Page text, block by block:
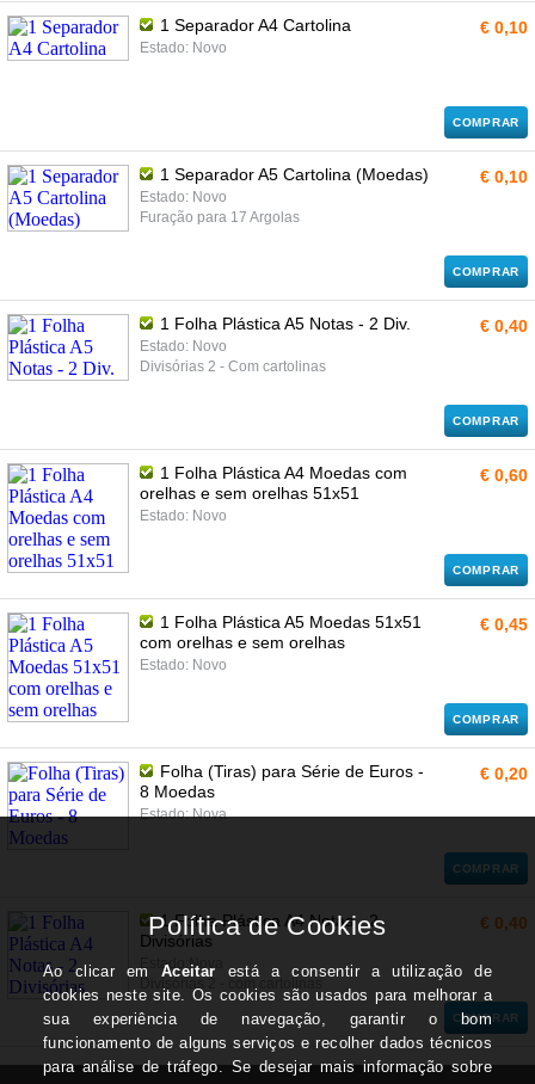
1 Separador A4 Cartolina
Estado: Novo
€ 0,10
COMPRAR
1 Separador A5 Cartolina (Moedas)
Estado: Novo
Furação para 17 Argolas
€ 0,10
COMPRAR
1 Folha Plástica A5 Notas - 2 Div.
Estado: Novo
Divisórias 2 - Com cartolinas
€ 0,40
COMPRAR
1 Folha Plástica A4 Moedas com
orelhas e sem orelhas 51x51
Estado: Novo
€ 0,60
COMPRAR
1 Folha Plástica A5 Moedas 51x51
com orelhas e sem orelhas
Estado: Novo
€ 0,45
COMPRAR
Folha (Tiras) para Série de Euros -
8 Moedas
Estado: Nova
€ 0,20
COMPRAR
1 Folha Plástica A4 Notas - 2
Divisórias
Estado:Nova
€ 0,40
COMPRAR